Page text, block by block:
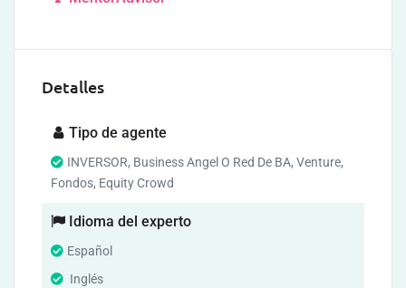
Detalles
Tipo de agente
INVERSOR, Business Angel O Red De BA, Venture,
Fondos, Equity Crowd
Idioma del experto
Español
Inglés